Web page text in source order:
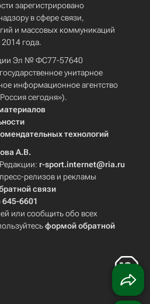
зарегистрировано
в сфере связи,
и массовых коммуникаций
года.
Эл № ФС77-57640
унитарное
информационное агентство
сегодня»).
технологий
А.В.
r-sport.internet@ria.ru
релизов и рекламы
связи
645-6601
или сообщить обо всех
формой обратной